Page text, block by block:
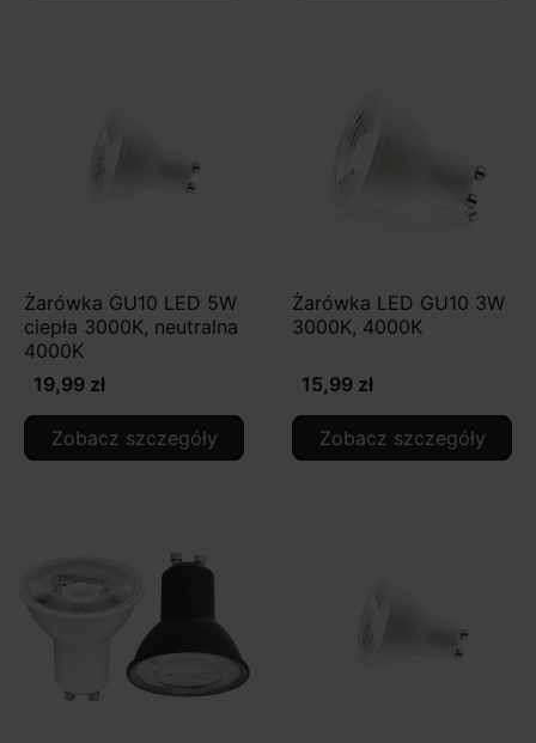
Żarówka GU10 LED 5W
ciepła 3000K, neutralna
4000K
19,99 zł
Zobacz szczegóły
Żarówka LED GU10 3W
3000K, 4000K
15,99 zł
Zobacz szczegóły